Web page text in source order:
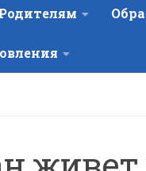
Родителям